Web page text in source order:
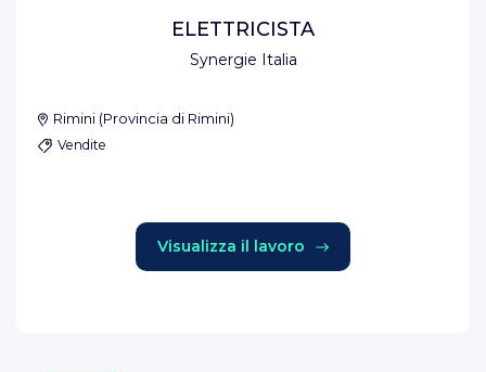
Synergie Italia
ELETTRICISTA
Rimini (Provincia di Rimini)
Vendite
Visualizza il lavoro